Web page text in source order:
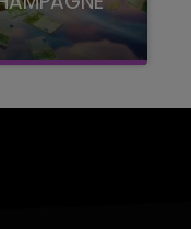
FM, à 8H10